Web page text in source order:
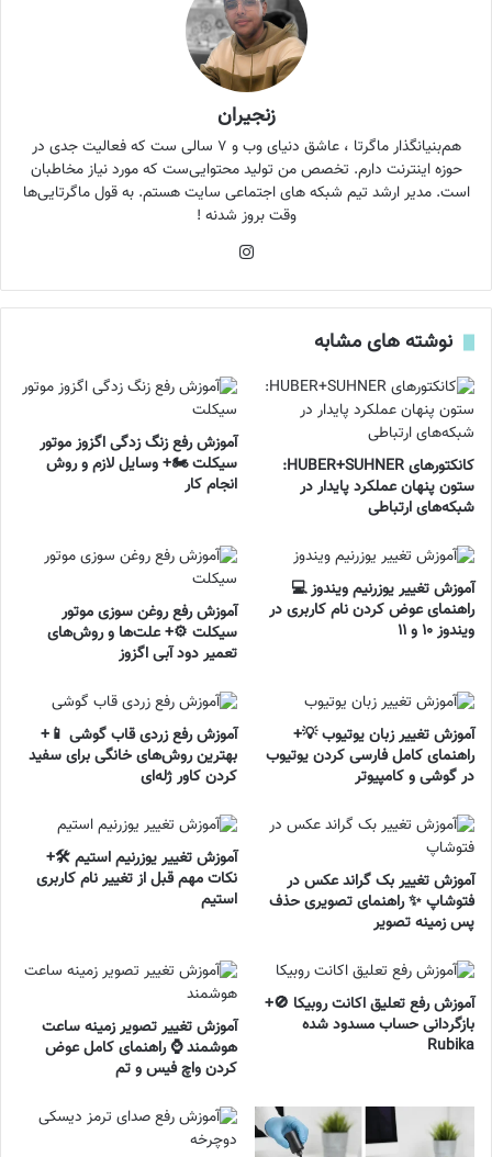
زنجیران
هم‌بنیانگذار ماگرتا ، عاشق دنیای وب و ۷ سالی ست که فعالیت جدی در
حوزه اینترنت دارم. تخصص من تولید محتوایی‌ست که مورد نیاز مخاطبان
است. مدیر ارشد تیم شبکه های اجتماعی سایت هستم. به قول ماگرتایی‌ها
وقت بروز شدنه !
نوشته های مشابه
کانکتورهای HUBER+SUHNER:
ستون پنهان عملکرد پایدار در
شبکه‌های ارتباطی
آموزش رفع زنگ زدگی اگزوز موتور
سیکلت 🏍️+ وسایل لازم و روش
انجام کار
آموزش تغییر یوزرنیم ویندوز 💻
راهنمای عوض کردن نام کاربری در
ویندوز ۱۰ و ۱۱
آموزش رفع روغن سوزی موتور
سیکلت ⚙️+ علت‌ها و روش‌های
تعمیر دود آبی اگزوز
آموزش تغییر زبان یوتیوب 💡+
راهنمای کامل فارسی کردن یوتیوب
در گوشی و کامپیوتر
آموزش رفع زردی قاب گوشی 📱+
بهترین روش‌های خانگی برای سفید
کردن کاور ژله‌ای
آموزش تغییر بک گراند عکس در
فتوشاپ ✨ راهنمای تصویری حذف
پس زمینه تصویر
آموزش تغییر یوزرنیم استیم 🛠️+
نکات مهم قبل از تغییر نام کاربری
استیم
آموزش رفع تعلیق اکانت روبیکا 🚫+
بازگردانی حساب مسدود شده
Rubika
آموزش تغییر تصویر زمینه ساعت
هوشمند ⌚ راهنمای کامل عوض
کردن واچ فیس و تم